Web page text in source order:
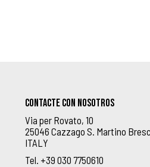
Contacte con nosotros
Via per Rovato, 10
25046 Cazzago S. Martino
ITALY
Tel. +39 030 7750610